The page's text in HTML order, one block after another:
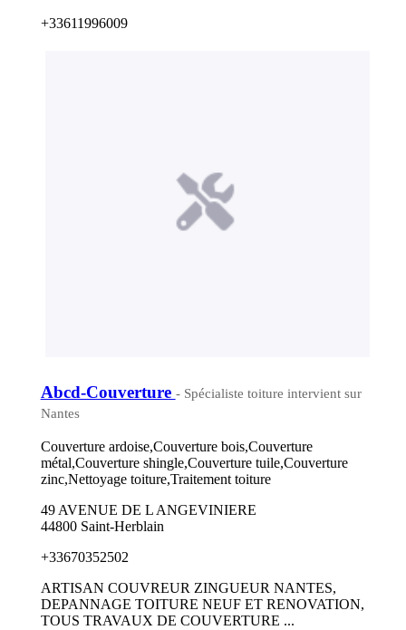
+33611996009
Abcd-Couverture - Spécialiste toiture intervient sur
Nantes
Couverture ardoise,Couverture bois,Couverture
métal,Couverture shingle,Couverture tuile,Couverture
zinc,Nettoyage toiture,Traitement toiture
49 AVENUE DE L ANGEVINIERE
44800 Saint-Herblain
+33670352502
ARTISAN COUVREUR ZINGUEUR NANTES,
DEPANNAGE TOITURE NEUF ET RENOVATION,
TOUS TRAVAUX DE COUVERTURE ...